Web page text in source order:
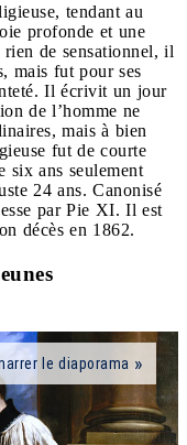
tendant au
profonde et une
de sensationnel, il
mais fut pour ses
Il écrivit un jour
de l’homme ne
mais à bien
fut de courte
six ans seulement
24 ans. Canonisé
par Pie XI. Il est
décès en 1862.
le diaporama